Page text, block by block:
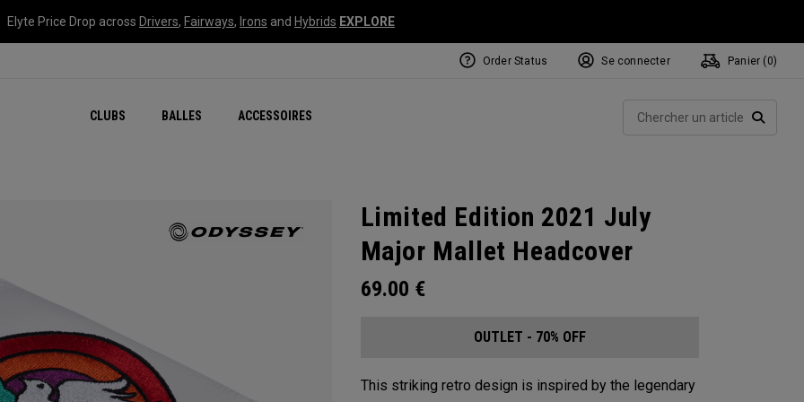
Elyte Price Drop across Drivers, Fairways, Irons and Hybrids EXPLORE
CLUBS BALLES ACCESSOIRES
Order Status Se connecter Panier ( 0)
Limited Edition 2021 July
Major Mallet Headcover
69.00 €
OUTLET - 70% OFF
This striking retro design is inspired by the legendary